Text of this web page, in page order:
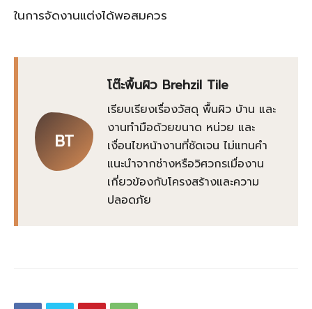
ในการจัดงานแต่งได้พอสมควร
BT
โต๊ะพื้นผิว Brehzil Tile
เรียบเรียงเรื่องวัสดุ พื้นผิว บ้าน และ
งานทำมือด้วยขนาด หน่วย และ
เงื่อนไขหน้างานที่ชัดเจน ไม่แทนคำ
แนะนำจากช่างหรือวิศวกรเมื่องาน
เกี่ยวข้องกับโครงสร้างและความ
ปลอดภัย